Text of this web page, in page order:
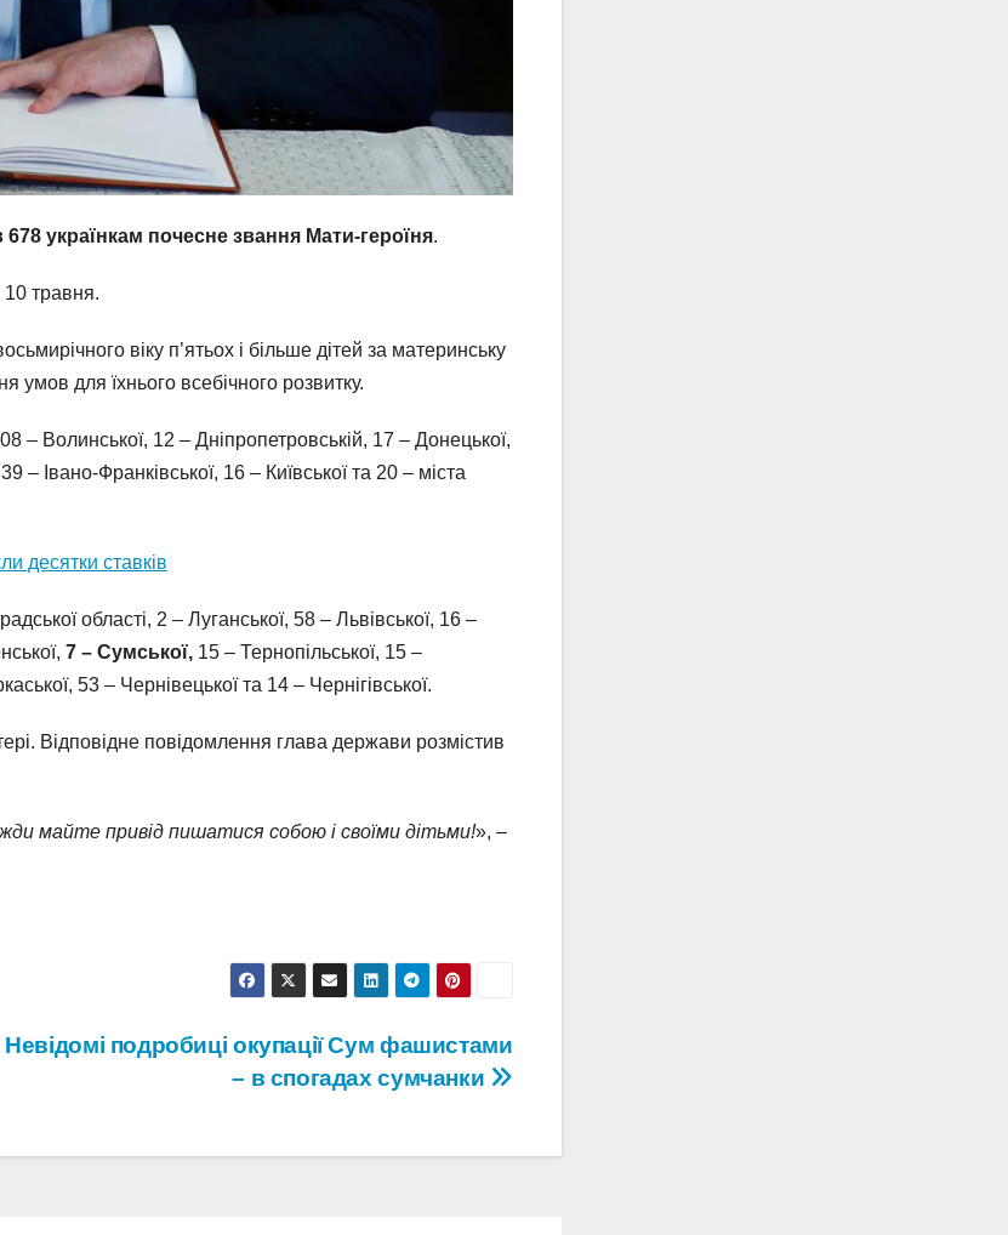
українкам почесне звання Мати-героїня.
травня.
віку п’ятьох і більше дітей за материнську
умов для їхнього всебічного розвитку.
– Волинської, 12 – Дніпропетровській, 17 – Донецької,
– Івано-Франківської, 16 – Київської та 20 – міста
десятки ставків
області, 2 – Луганської, 58 – Львівської, 16 –
7 – Сумської, 15 – Тернопільської, 15 –
53 – Чернівецької та 14 – Чернігівської.
Відповідне повідомлення глава держави розмістив
майте привід пишатися собою і своїми дітьми!», –
Невідомі подробиці окупації Сум фашистами
– в спогадах сумчанки